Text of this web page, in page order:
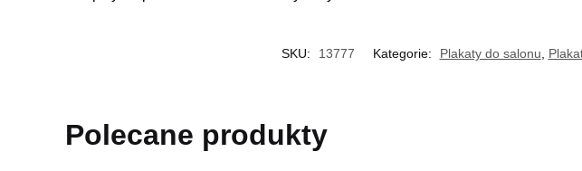
SKU: 13777 Kategorie: Plakaty do salonu,
Polecane produkty